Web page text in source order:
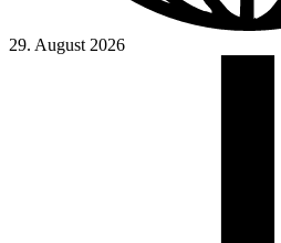
29. August 2026